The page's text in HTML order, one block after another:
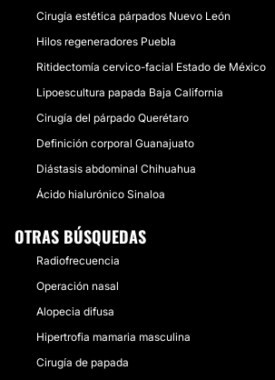
Cirugía estética párpados Nuevo León
Hilos regeneradores Puebla
Ritidectomía cervico-facial Estado de México
Lipoescultura papada Baja California
Cirugía del párpado Querétaro
Definición corporal Guanajuato
Diástasis abdominal Chihuahua
Ácido hialurónico Sinaloa
OTRAS BÚSQUEDAS
Radiofrecuencia
Operación nasal
Alopecia difusa
Hipertrofia mamaria masculina
Cirugía de papada